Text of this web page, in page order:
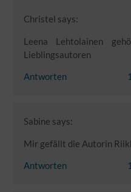
Christel says:
Leena Lehtolainen
Lieblingsautoren
Antworten
Sabine says:
Mir gefällt die Autorin
Antworten